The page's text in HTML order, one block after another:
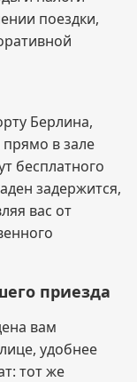
поездки,
Берлина,
прямо в зале
бесплатного
задержится,
вас от
приезда
вам
удобнее
тот же